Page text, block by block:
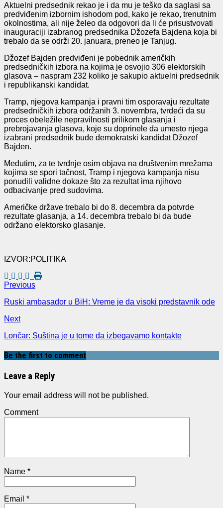
Aktuelni predsednik rekao je i da mu je teško da saglasi sa
predviđenim izbornim ishodom pod, kako je rekao, trenutnim
okolnostima, ali nije želeo da odgovori da li će prisustvovati
inauguraciji izabranog predsednika Džozefa Bajdena koja bi
trebalo da se održi 20. januara, preneo je Tanjug.
Džozef Bajden predviđeni je pobednik američkih
predsedničkih izbora na kojima je osvojio 306 elektorskih
glasova – naspram 232 koliko je sakupio aktuelni predsednik
i republikanski kandidat.
Tramp, njegova kampanja i pravni tim osporavaju rezultate
predsedničkih izbora održanih 3. novembra, tvrdeći da su
proces obeležile nepravilnosti prilikom glasanja i
prebrojavanja glasova, koje su doprinele da umesto njega
izabrani predsednik bude demokratski kandidat Džozef
Bajden.
Međutim, za te tvrdnje osim objava na društvenim mrežama
kojima se spori tačnost, Tramp i njegova kampanja nisu
ponudili validne dokaze što za rezultat ima njihovo
odbacivanje pred sudovima.
Američke države trebalo bi do 8. decembra da potvrde
rezultate glasanja, a 14. decembra trebalo bi da bude
održano elektorsko glasanje.
IZVOR:POLITIKA
Previous
Ruski ambasador u BiH: Vreme je da visoki predstavnik ode
Next
Lončar: Suština je u tome da izbegavamo kontakte
Be the first to comment
Leave a Reply
Your email address will not be published.
Comment
Name *
Email *